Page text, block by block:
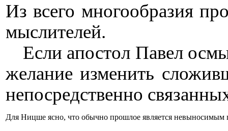
Из всего многообразия
мыслителей.
Если апостол Павел
желание изменить
непосредственно
Для Ницше ясно, что обычно прошлое является невыносимым